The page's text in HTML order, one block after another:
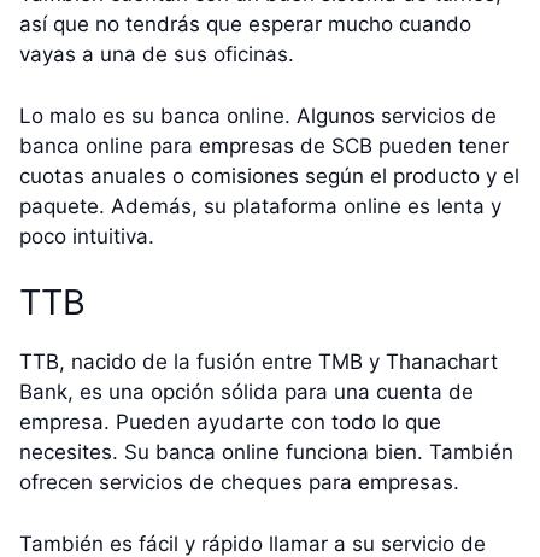
así que no tendrás que esperar mucho cuando
vayas a una de sus oficinas.
Lo malo es su banca online. Algunos servicios de
banca online para empresas de SCB pueden tener
cuotas anuales o comisiones según el producto y el
paquete. Además, su plataforma online es lenta y
poco intuitiva.
TTB
TTB, nacido de la fusión entre TMB y Thanachart
Bank, es una opción sólida para una cuenta de
empresa. Pueden ayudarte con todo lo que
necesites. Su banca online funciona bien. También
ofrecen servicios de cheques para empresas.
También es fácil y rápido llamar a su servicio de